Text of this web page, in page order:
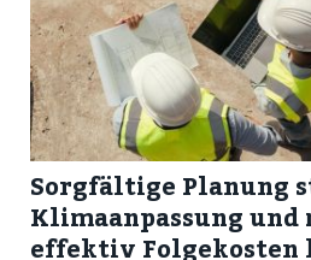
Sorgfältige Planung
Klimaanpassung
effektiv